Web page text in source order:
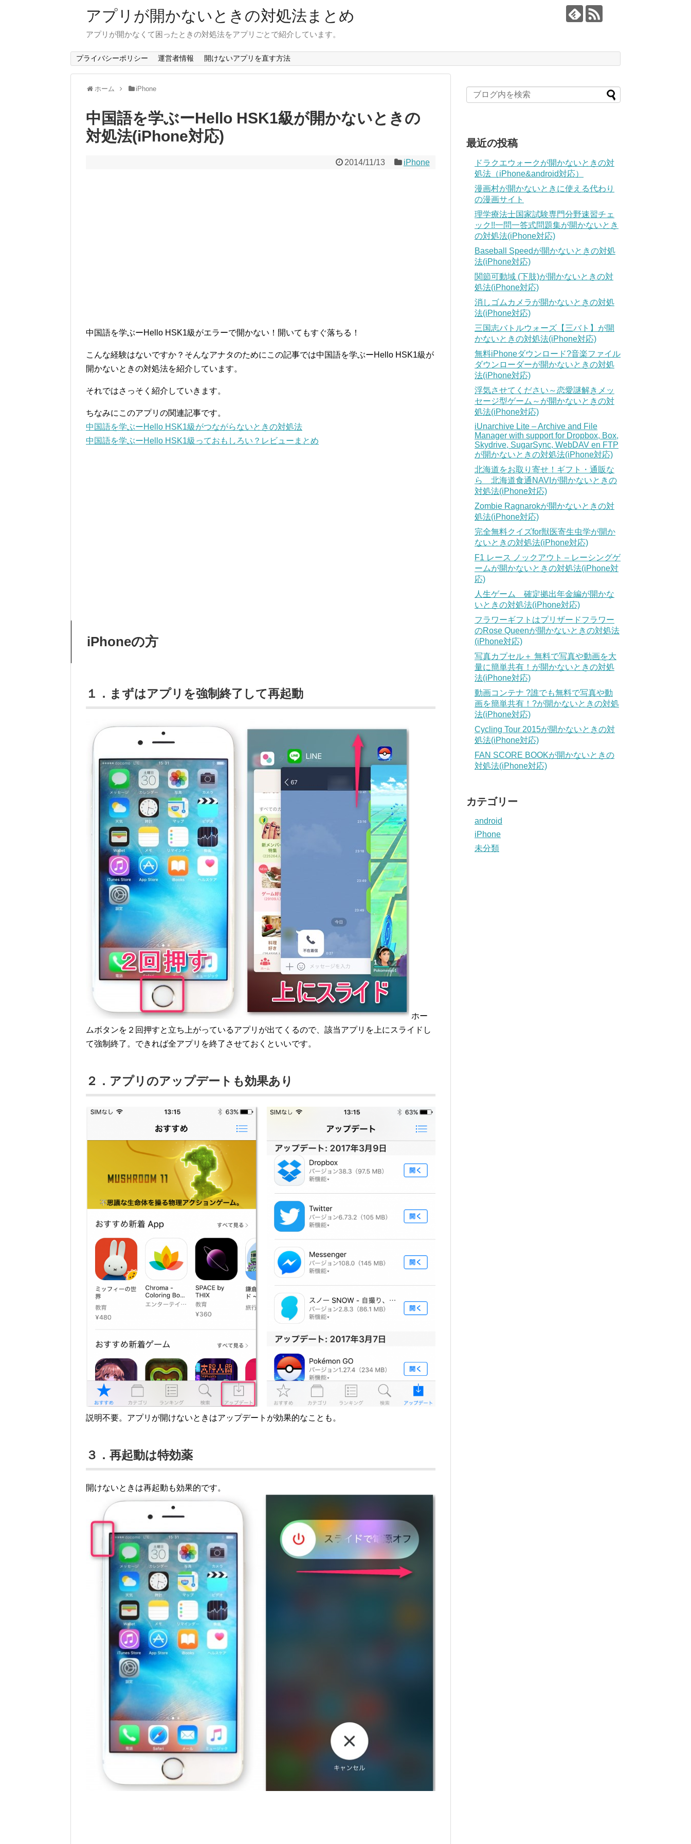
アプリが開かないときの対処法まとめ
アプリが開かなくて困ったときの対処法をアプリごとで紹介しています。
プライバシーポリシー 運営者情報 開けないアプリを直す方法
ホーム iPhone
中国語を学ぶーHello HSK1級が開かないときの
対処法(iPhone対応)
2014/11/13 iPhone
中国語を学ぶーHello HSK1級がエラーで開かない！開いてもすぐ落ちる！
こんな経験はないですか？そんなアナタのためにこの記事では中国語を学ぶーHello HSK1級が
開かないときの対処法を紹介しています。
それではさっそく紹介していきます。
ちなみにこのアプリの関連記事です。
中国語を学ぶーHello HSK1級がつながらないときの対処法
中国語を学ぶーHello HSK1級っておもしろい？レビューまとめ
iPhoneの方
１．まずはアプリを強制終了して再起動
ホー
ムボタンを２回押すと立ち上がっているアプリが出てくるので、該当アプリを上にスライドし
て強制終了。できれば全アプリを終了させておくといいです。
２．アプリのアップデートも効果あり
説明不要。アプリが開けないときはアップデートが効果的なことも。
３．再起動は特効薬
開けないときは再起動も効果的です。
最近の投稿
ドラクエウォークが開かないときの対
処法（iPhone&android対応）
漫画村が開かないときに使える代わり
の漫画サイト
理学療法士国家試験専門分野速習チェ
ック!!一問一答式問題集が開かないとき
の対処法(iPhone対応)
Baseball Speedが開かないときの対処
法(iPhone対応)
関節可動域 (下肢)が開かないときの対
処法(iPhone対応)
消しゴムカメラが開かないときの対処
法(iPhone対応)
三国志バトルウォーズ【三バト】が開
かないときの対処法(iPhone対応)
無料iPhoneダウンロード?音楽ファイル
ダウンローダーが開かないときの対処
法(iPhone対応)
浮気させてください～恋愛謎解きメッ
セージ型ゲーム～が開かないときの対
処法(iPhone対応)
iUnarchive Lite – Archive and File
Manager with support for Dropbox, Box,
Skydrive, SugarSync, WebDAV en FTP
が開かないときの対処法(iPhone対応)
北海道をお取り寄せ！ギフト・通販な
ら 北海道食通NAVIが開かないときの
対処法(iPhone対応)
Zombie Ragnarokが開かないときの対
処法(iPhone対応)
完全無料クイズfor獣医寄生虫学が開か
ないときの対処法(iPhone対応)
F1 レース ノックアウト – レーシングゲ
ームが開かないときの対処法(iPhone対
応)
人生ゲーム 確定拠出年金編が開かな
いときの対処法(iPhone対応)
フラワーギフトはプリザードフラワー
のRose Queenが開かないときの対処法
(iPhone対応)
写真カプセル＋ 無料で写真や動画を大
量に簡単共有！が開かないときの対処
法(iPhone対応)
動画コンテナ ?誰でも無料で写真や動
画を簡単共有！?が開かないときの対処
法(iPhone対応)
Cycling Tour 2015が開かないときの対
処法(iPhone対応)
FAN SCORE BOOKが開かないときの
対処法(iPhone対応)
カテゴリー
android
iPhone
未分類